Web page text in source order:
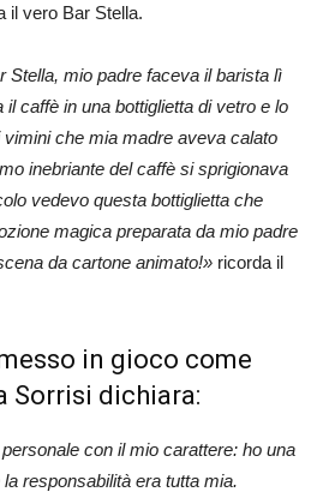
il vero Bar Stella.
Stella, mio padre faceva il barista lì
caffè in una bottiglietta di vetro e lo
che mia madre aveva calato
inebriante del caffè si sprigionava
vedevo questa bottiglietta che
magica preparata da mio padre
da cartone animato!» ricorda il
in gioco come
Sorrisi dichiara:
con il mio carattere: ho una
responsabilità era tutta mia.